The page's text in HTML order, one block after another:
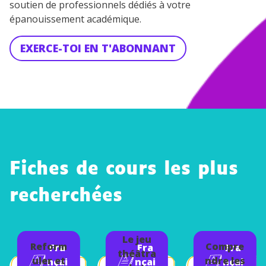
soutien de professionnels dédiés à votre
épanouissement académique.
EXERCE-TOI EN T'ABONNANT
Fiches de cours les plus
recherchées
Fra
nçai
Reform
uler et
Fra
nçai
Le jeu
théâtra
Fra
nçai
Compre
ndre les